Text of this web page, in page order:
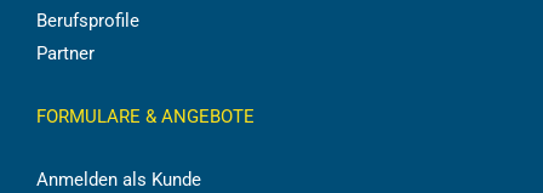
Berufsprofile
Partner
FORMULARE & ANGEBOTE
Anmelden als Kunde